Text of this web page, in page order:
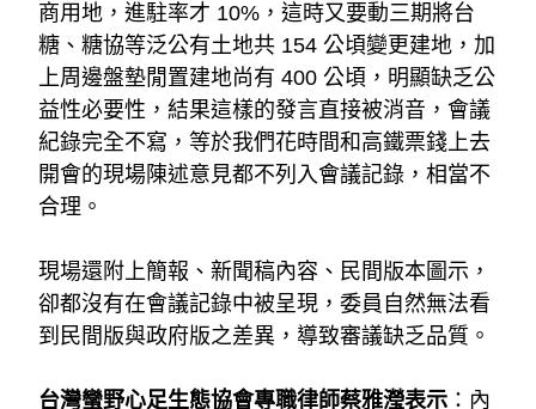
商用地，進駐率才 10%，這時又要動三期將台
糖、糖協等泛公有土地共 154 公頃變更建地，加
上周邊盤墊閒置建地尚有 400 公頃，明顯缺乏公
益性必要性，結果這樣的發言直接被消音，會議
紀錄完全不寫，等於我們花時間和高鐵票錢上去
開會的現場陳述意見都不列入會議記錄，相當不
合理。
現場還附上簡報、新聞稿內容、民間版本圖示，
卻都沒有在會議記錄中被呈現，委員自然無法看
到民間版與政府版之差異，導致審議缺乏品質。
台灣蠻野心足生態協會專職律師蔡雅瀅表示 ：內